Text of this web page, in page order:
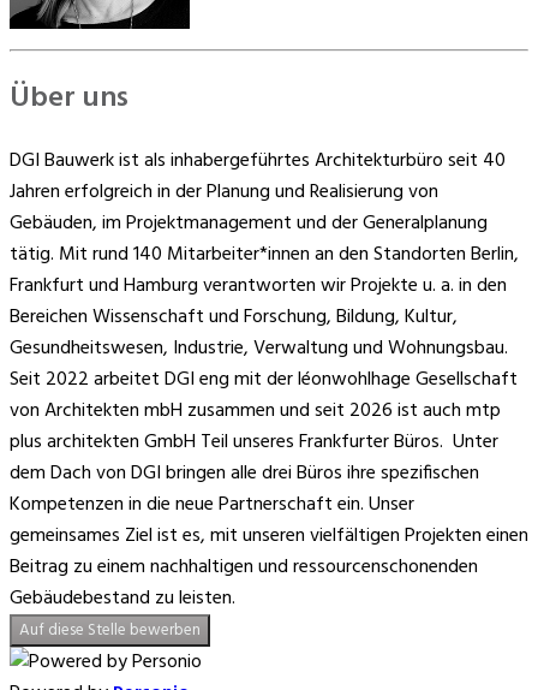
Über uns
DGI Bauwerk ist als inhabergeführtes Architekturbüro seit 40
Jahren erfolgreich in der Planung und Realisierung von
Gebäuden, im Projektmanagement und der Generalplanung
tätig. Mit rund 140 Mitarbeiter*innen an den Standorten Berlin,
Frankfurt und Hamburg verantworten wir Projekte u. a. in den
Bereichen Wissenschaft und Forschung, Bildung, Kultur,
Gesundheitswesen, Industrie, Verwaltung und Wohnungsbau.
Seit 2022 arbeitet DGI eng mit der léonwohlhage Gesellschaft
von Architekten mbH zusammen und seit 2026 ist auch mtp
plus architekten GmbH Teil unseres Frankfurter Büros. Unter
dem Dach von DGI bringen alle drei Büros ihre spezifischen
Kompetenzen in die neue Partnerschaft ein.Unser
gemeinsames Ziel ist es, mit unseren vielfältigen Projekten einen
Beitrag zu einem nachhaltigen und ressourcenschonenden
Gebäudebestand zu leisten.
Auf diese Stelle bewerben